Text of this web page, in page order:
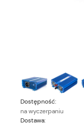
Dostępność:
na wyczerpaniu
Dostawa: